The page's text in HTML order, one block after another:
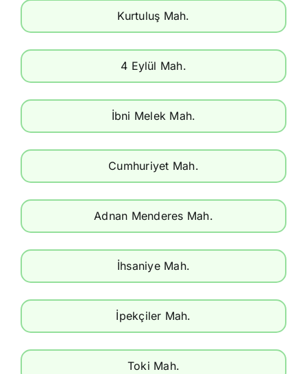
Kurtuluş Mah.
4 Eylül Mah.
İbni Melek Mah.
Cumhuriyet Mah.
Adnan Menderes Mah.
İhsaniye Mah.
İpekçiler Mah.
Toki Mah.